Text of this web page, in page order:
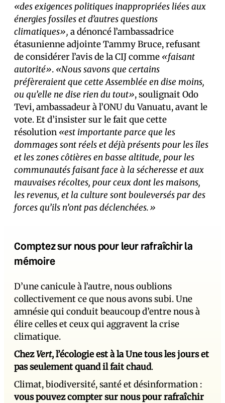
«des exigences politiques inappropriées liées aux
énergies fossiles et d’autres questions
climatiques», a dénoncé l’ambassadrice
étasunienne adjointe Tammy Bruce, refusant
de considérer l’avis de la CIJ comme «faisant
autorité». «Nous savons que certains
préfèreraient que cette Assemblée en dise moins,
ou qu’elle ne dise rien du tout», soulignait Odo
Tevi, ambassadeur à l’ONU du Vanuatu, avant le
vote. Et d’insister sur le fait que cette
résolution «est importante parce que les
dommages sont réels et déjà présents pour les îles
et les zones côtières en basse altitude, pour les
communautés faisant face à la sécheresse et aux
mauvaises récoltes, pour ceux dont les maisons,
les revenus, et la culture sont bouleversés par des
forces qu’ils n’ont pas déclenchées.»
Comptez sur nous pour leur rafraîchir la
mémoire
D’une canicule à l’autre, nous oublions
collectivement ce que nous avons subi. Une
amnésie qui conduit beaucoup d’entre nous à
élire celles et ceux qui aggravent la crise
climatique.
ChezVert, l’écologie est à la Une tous les jours et
pas seulement quand il fait chaud.
Climat, biodiversité, santé et désinformation :
vous pouvez compter sur nous pour rafraîchir